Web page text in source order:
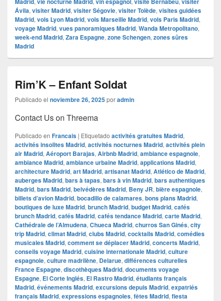
Ávila, visiter Madrid, visiter Ségovie, visiter Tolède, visites guidées
Madrid, vols Lyon Madrid, vols Marseille Madrid, vols Paris Madrid,
voyage Madrid, vues panoramiques Madrid, Wanda Metropolitano,
week-end Madrid, Zara Espagne, zone Schengen, zones sûres
Madrid
Rim’K – Enfant Soldat
Publicado el noviembre 26, 2025poradmin
Contact Us on Threema
Publicado en Francais | Etiquetado activités gratuites Madrid,
activités insolites Madrid, activités nocturnes Madrid, activités plein
air Madrid, Aéroport Barajas, Airbnb Madrid, ambiance espagnole,
ambiance Madrid, ambiance urbaine Madrid, applications Madrid,
architecture Madrid, art Madrid, artisanat Madrid, Atlético de Madrid,
auberges Madrid, bars à tapas, bars à vin Madrid, bars authentiques
Madrid, bars Madrid, belvédères Madrid, Beny JR, bière espagnole,
billets d’avion Madrid, bocadillo de calamares, bons plans Madrid,
boutiques de luxe Madrid, brunch Madrid, budget Madrid, cafés
brunch Madrid, cafés Madrid, cafés tendance Madrid, carte Madrid,
Cathédrale de l’Almudena, Chueca Madrid, churros San Ginés, city
trip Madrid, climat Madrid, clubs Madrid, cocktails Madrid, comédies
musicales Madrid, comment se déplacer Madrid, concerts Madrid,
conseils voyage Madrid, cuisine internationale Madrid, culture
espagnole, culture madrilène, Delarue, différences culturelles
France Espagne, discothèques Madrid, documents voyage
Espagne, El Corte Inglés, El Rastro Madrid, étudiants français
Madrid, événements Madrid, excursions depuis Madrid, expatriés
français Madrid, expressions espagnoles, fêtes Madrid, fiesta